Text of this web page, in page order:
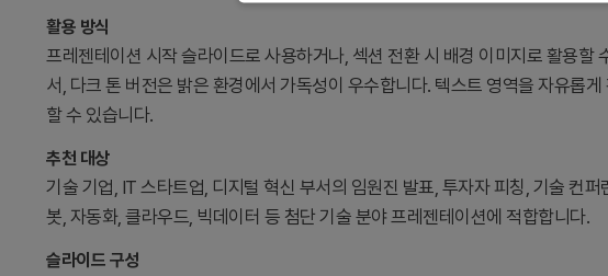
활용 방식
프레젠테이션 시작 슬라이드로 사용하거나, 섹션 전환 시 배경 이미지로 활용할
서, 다크 톤 버전은 밝은 환경에서 가독성이 우수합니다. 텍스트 영역을 자유롭
할 수 있습니다.
추천 대상
기술 기업, IT 스타트업, 디지털 혁신 부서의 임원진 발표, 투자자 피칭, 기술 컨
봇, 자동화, 클라우드, 빅데이터 등 첨단 기술 분야 프레젠테이션에 적합합니다.
슬라이드 구성